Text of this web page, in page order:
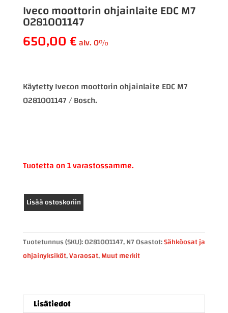
Iveco moottorin ohjainlaite EDC M7
0281001147
650,00€alv. 0%
Käytetty Ivecon moottorin ohjainlaite EDC M7
0281001147 / Bosch.
Tuotetta on 1 varastossamme.
Iveco
moottorin
EDC
M7
Lisää ostoskoriin
Tuotetunnus (SKU):0281001147, N7Osastot:Sähköosat ja
ohjainyksiköt,Varaosat,Muut merkit
Lisätiedot